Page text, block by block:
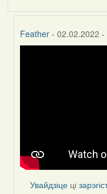
Feather - 02.02.2022 -
Увайдзіце ці